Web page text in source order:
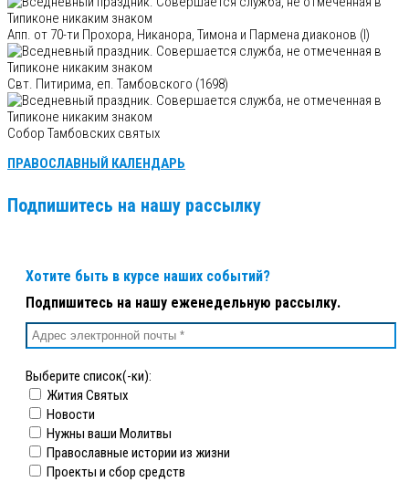
Апп. от 70-ти Прохора, Никанора, Тимона и Пармена диаконов (I)
Свт. Питирима, еп. Тамбовского (1698)
Собор Тамбовских святых
ПРАВОСЛАВНЫЙ КАЛЕНДАРЬ
Подпишитесь на нашу рассылку
Хотите быть в курсе наших событий?
Подпишитесь на нашу еженедельную рассылку.
Выберите список(-ки):
Жития Святых
Новости
Нужны ваши Молитвы
Православные истории из жизни
Проекты и сбор средств